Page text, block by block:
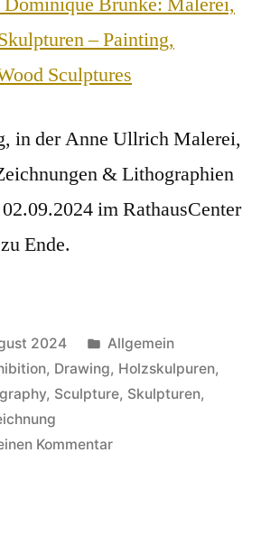
– Painting,
Sculptures
in der Anne Ullrich Malerei,
& Lithographien
im RathausCenter
Ende.
2024
Veröffentlicht
in
Allgemein
, Drawing, Holzskulpuren,
, Sculpture, Skulpturen,
Kommentarzu